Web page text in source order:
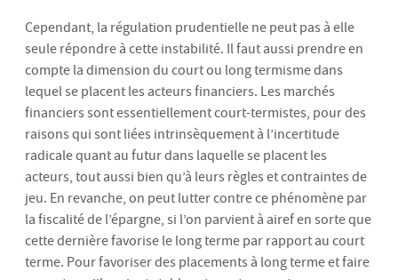
Cependant, la régulation prudentielle ne peut pas à elle
seule répondre à cette instabilité. Il faut aussi prendre en
compte la dimension du court ou long termisme dans
lequel se placent les acteurs financiers. Les marchés
financiers sont essentiellement court-termistes, pour des
raisons qui sont liées intrinsèquement à l’incertitude
radicale quant au futur dans laquelle se placent les
acteurs, tout aussi bien qu’à leurs règles et contraintes de
jeu. En revanche, on peut lutter contre ce phénomène par
la fiscalité de l’épargne, si l’on parvient à airef en sorte que
cette dernière favorise le long terme par rapport au court
terme. Pour favoriser des placements à long terme et faire